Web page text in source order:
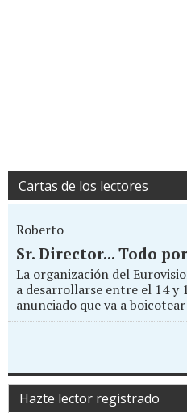
Cartas de los lectores
Roberto
Sr. Director... Todo
La organización del
a desarrollarse entre el 14 y
anunciado que va a
Hazte lector registrado